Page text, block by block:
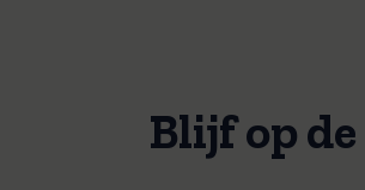
Blijf op